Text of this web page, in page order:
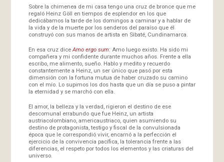
Sobre la chimenea de mi casa tengo una cruz de bronce que me
regaló Heinz Göll en tiempos de esplendor en los que
dedicábamos la tarde de los domingos a caminar y a hablar de
la vida y de la muerte por los senderos del paraíso que él
construyó con sus manos de artista en Sibaté, Cundinamarca.
En esa cruz dice Amo ergo sum: Amo luego existo. Ha sido mi
compañera y mi confidente durante muchos años. Frente a ella
escribo, me alimento, sueño. Hablo y medito y recuerdo
constantemente a Heinz, un ser único que pasó por esta
dimensión con la fortuna mutua de haber cruzado su camino
con el mío. Lo supimos los dos hasta que un día se puso a pintar
la eternidad y se marchó con ella.
El amor, la belleza y la verdad, rigieron el destino de ese
descomunal errabundo que fue Heinz, un artista
austriacolombiano, americaustriaco, quien asumiendo su
destino de protagonista, testigo y fiscal de la convulsionada
época que le correspondió vivir, encarnó a la perfección el
ejercicio de la convivencia pacífica, la tolerancia frente a las
diferencias, el respeto por todos los elementos y las criaturas del
universo.